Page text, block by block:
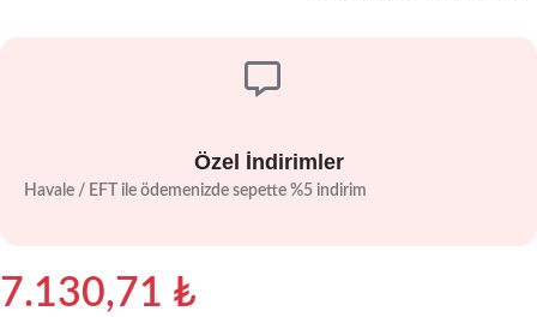
Özel İndirimler
Havale / EFT ile ödemenizde sepette %5 indirim
7.130,71 ₺